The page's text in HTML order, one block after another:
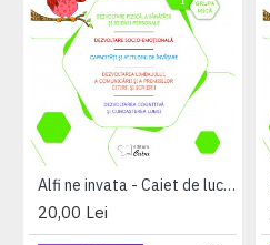
Alfi ne invata - Caiet de lucru pentru 3-4 ani, volumul I (saptamanile 1 - 17)
20,00 Lei